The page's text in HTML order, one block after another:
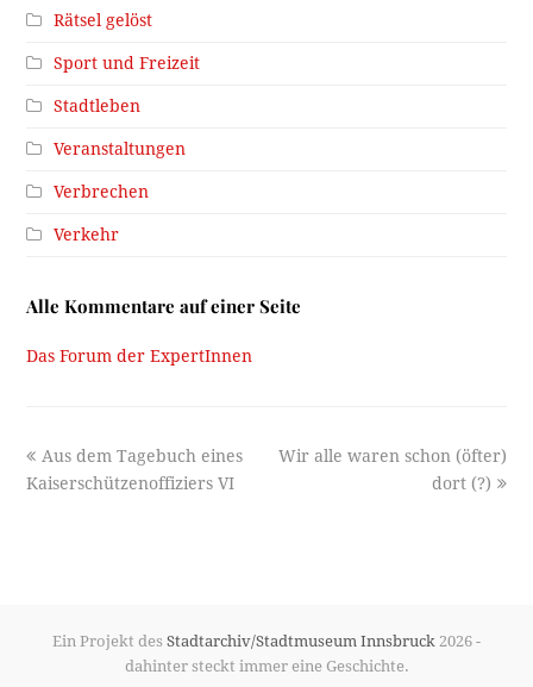
Rätsel gelöst
Sport und Freizeit
Stadtleben
Veranstaltungen
Verbrechen
Verkehr
Alle Kommentare auf einer Seite
Das Forum der ExpertInnen
previous
post:
Aus dem Tagebuch eines
Kaiserschützenoffiziers VI
next
Wir alle waren schon (öfter)
dort (?)
Ein Projekt des Stadtarchiv/Stadtmuseum Innsbruck 2026 -
dahinter steckt immer eine Geschichte.